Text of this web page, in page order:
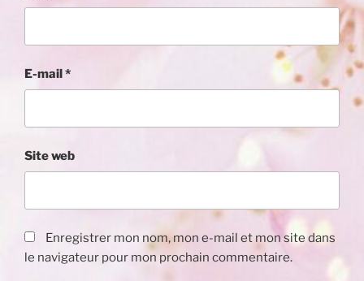
E-mail*
Site web
Enregistrer mon nom, mon e-mail et mon site dans
le navigateur pour mon prochain commentaire.